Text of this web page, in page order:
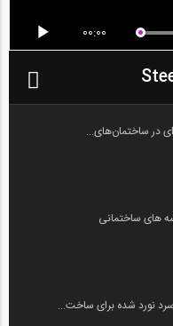
00:00
در ساختمان‌های...
های ساختمانی
سرد نورد شده برای ساخت...